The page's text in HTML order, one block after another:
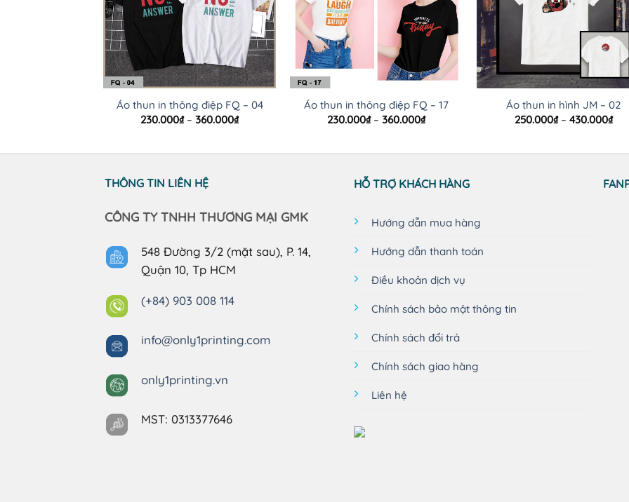
Áo thun in thông điệp FQ – 04
230.000₫ – 360.000₫Khoảng
230.000₫
Áo thun in thông điệp FQ – 17
230.000₫ – 360.000₫Khoảng
230.000₫
Áo thun in hình JM – 02
250.000₫ – 430.000₫
THÔNG TIN LIÊN HỆ
CÔNG TY TNHH THƯƠNG MẠI GMK
548 Đường 3/2 (mặt sau), P. 14,
Quận 10, Tp HCM
(+84) 903 008 114
info@only1printing.com
only1printing.vn
MST: 0313377646
HỖ TRỢ KHÁCH HÀNG
Hướng dẫn mua hàng
Hướng dẫn thanh toán
Điều khoản dịch vụ
Chính sách bảo mật thông tin
Chính sách đổi trả
Chính sách giao hàng
Liên hệ